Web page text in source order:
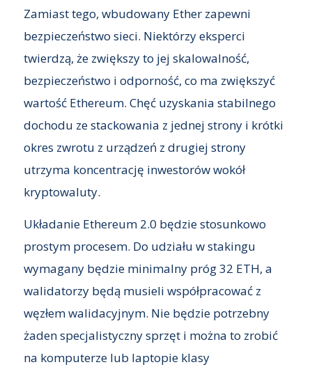
Zamiast tego, wbudowany Ether zapewni
bezpieczeństwo sieci. Niektórzy eksperci
twierdzą, że zwiększy to jej skalowalność,
bezpieczeństwo i odporność, co ma zwiększyć
wartość Ethereum. Chęć uzyskania stabilnego
dochodu ze stackowania z jednej strony i krótki
okres zwrotu z urządzeń z drugiej strony
utrzyma koncentrację inwestorów wokół
kryptowaluty.
Układanie Ethereum 2.0 będzie stosunkowo
prostym procesem. Do udziału w stakingu
wymagany będzie minimalny próg 32 ETH, a
walidatorzy będą musieli współpracować z
węzłem walidacyjnym. Nie będzie potrzebny
żaden specjalistyczny sprzęt i można to zrobić
na komputerze lub laptopie klasy